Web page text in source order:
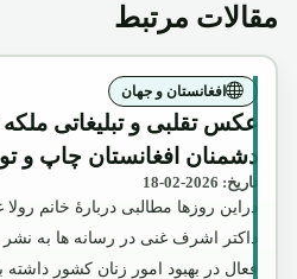
مقالات مرتبط
افغانستان و جهان
عکس تقلبی و تبلیغاتی ملکه
دشمنان افغانستان چاپ و
تاریخ: 2026-02-18
دراین روزها مطالبی دربارۀ خانم
داکتر اشرف غنی در رسانه ها به
فعال در بهبود امور زنان کشور داشته